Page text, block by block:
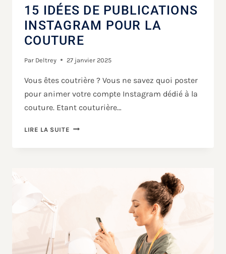
15 IDÉES DE PUBLICATIONS
INSTAGRAM POUR LA
COUTURE
Par Deltrey 27 janvier 2025
Vous êtes coutrière ? Vous ne savez quoi poster
pour animer votre compte Instagram dédié à la
couture. Etant couturière…
LIRE LA SUITE